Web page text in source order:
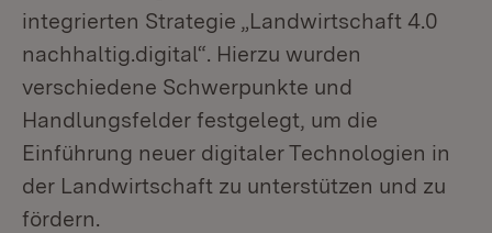
integrierten Strategie „Landwirtschaft 4.0
nachhaltig.digital“. Hierzu wurden
verschiedene Schwerpunkte und
Handlungsfelder festgelegt, um die
Einführung neuer digitaler Technologien in
der Landwirtschaft zu unterstützen und zu
fördern.